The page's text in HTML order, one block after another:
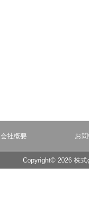
会社概要 お
Copyright© 2026 株式